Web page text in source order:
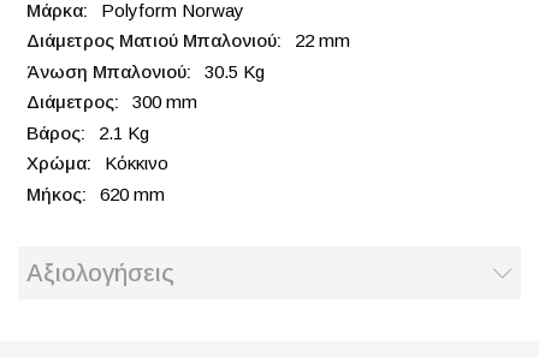
Polyform Norway
22 mm
30.5 Kg
300 mm
2.1 Kg
Κόκκινο
620 mm
Αξιολογήσεις